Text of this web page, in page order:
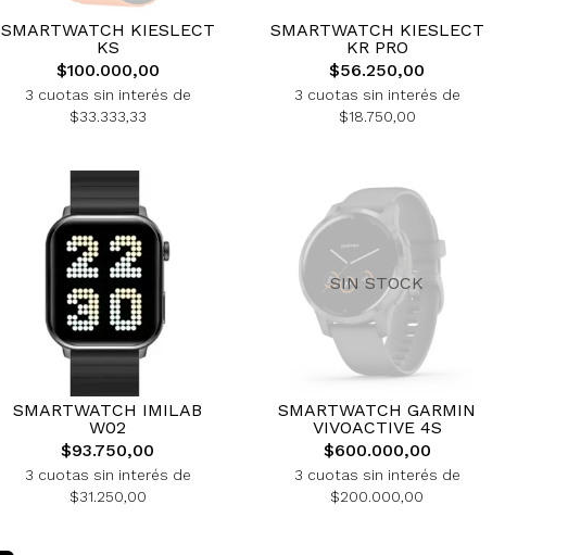
SMARTWATCH KIESLECT
KS
$100.000,00
3 cuotas sin interés de
$33.333,33
SMARTWATCH KIESLECT
KR PRO
$56.250,00
3 cuotas sin interés de
$18.750,00
SMARTWATCH IMILAB
W02
$93.750,00
3 cuotas sin interés de
$31.250,00
SIN STOCK
SMARTWATCH GARMIN
VIVOACTIVE 4S
$600.000,00
3 cuotas sin interés de
$200.000,00